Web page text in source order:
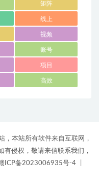
矩阵
线上
视频
账号
项目
高效
本站所有软件来自互联网，
有侵权，敬请来信联系我们，
ICP备2023006935号-4